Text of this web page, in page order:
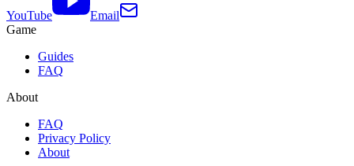
YouTube
Email
Game
Guides
FAQ
About
FAQ
Privacy Policy
About